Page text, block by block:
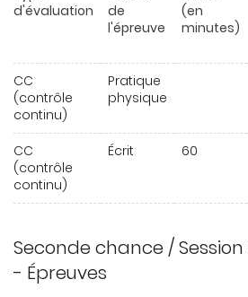
d'évaluation
de
l'épreuve
(en
minutes)
CC
(contrôle
continu)
Pratique
physique
CC
(contrôle
continu)
Écrit 60
Seconde chance /
- Épreuves